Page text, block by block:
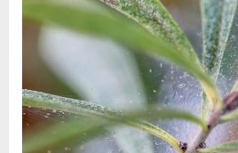
Posted
2
2025
By
admin
Комментариевк
записи
Как
выявить
и
уничтожить